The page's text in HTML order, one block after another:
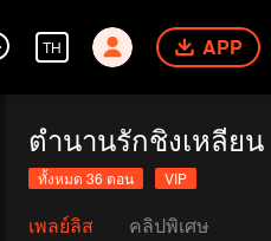
TH APP
ตำนานรักชิงเหลียน
ทั้งหมด 36 ตอน VIP
เพลย์ลิส คลิปพิเศษ